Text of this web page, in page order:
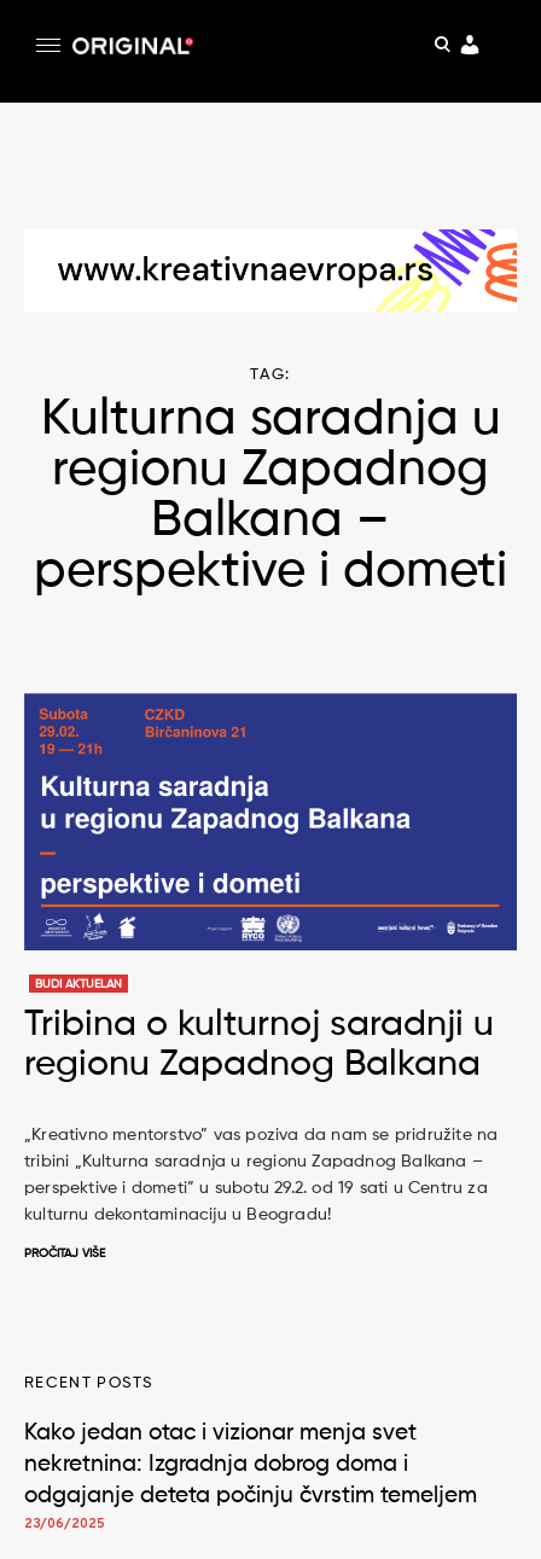
pretraga
TAG:
Kulturna saradnja u
regionu Zapadnog
Balkana –
perspektive i dometi
BUDI AKTUELAN
Tribina o kulturnoj saradnji u
regionu Zapadnog Balkana
„Kreativno mentorstvo” vas poziva da nam se pridružite na
tribini „Kulturna saradnja u regionu Zapadnog Balkana –
perspektive i dometi” u subotu 29.2. od 19 sati u Centru za
kulturnu dekontaminaciju u Beogradu!
PROČITAJ VIŠE
RECENT POSTS
Kako jedan otac i vizionar menja svet
nekretnina: Izgradnja dobrog doma i
odgajanje deteta počinju čvrstim temeljem
23/06/2025